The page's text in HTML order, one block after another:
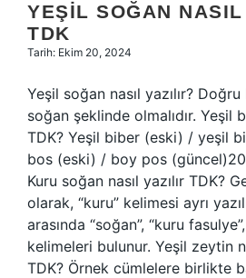
YEŞIL SOĞAN
TDK
Tarih: Ekim 20, 2024
Yeşil soğan nasıl yazılır?
soğan şeklinde olmalıdır. Yeşil
TDK? Yeşil biber (eski) / yeşil
bos (eski) / boy pos
Kuru soğan nasıl yazılır TDK?
olarak, “kuru” kelimesi ayrı
arasında “soğan”, “kuru
kelimeleri bulunur. Yeşil zeytin
TDK? Örnek cümlelere birlikte